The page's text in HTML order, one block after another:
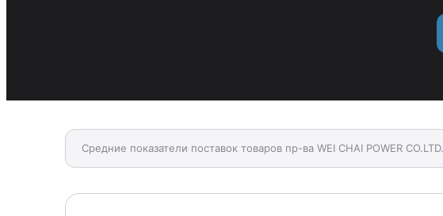
Средние показатели поставок товаров пр-ва WEI CHAI POWER CO.LTD.